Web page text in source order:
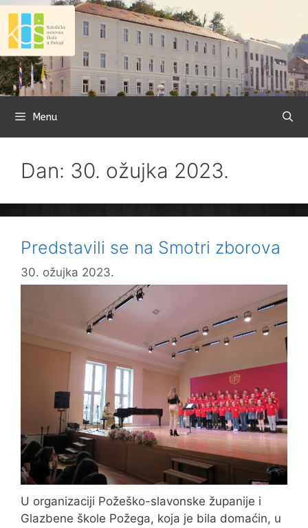
Preskoči
sadržaj
Menu
Dan: 30. ožujka 2023.
Predstavili se na Smotri zborova
30. ožujka 2023.
U organizaciji Požeško-slavonske županije i
Glazbene škole Požega, koja je bila domaćin, u